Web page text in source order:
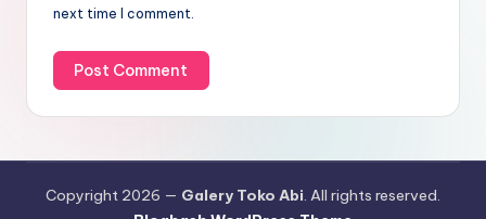
next time I comment.
Copyright 2026 — Galery Toko Abi. All rights reserved.